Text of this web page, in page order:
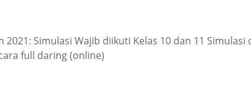
2021: Simulasi Wajib diikuti Kelas 10 dan 11 Simulasi
full daring (online)